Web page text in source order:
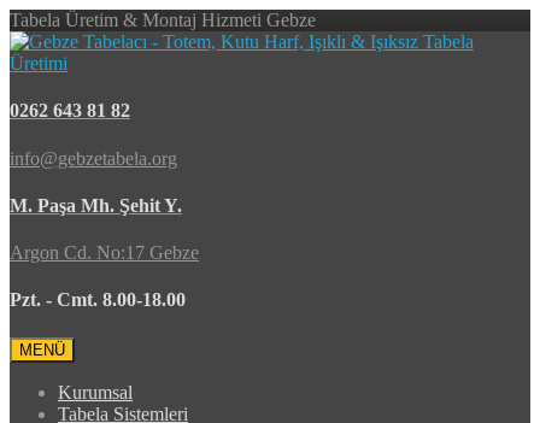
Tabela Üretim & Montaj Hizmeti Gebze
0262 643 81 82
info@gebzetabela.org
M. Paşa Mh. Şehit Y.
Argon Cd. No:17 Gebze
Pzt. - Cmt. 8.00-18.00
MENÜ
Kurumsal
Tabela Sistemleri